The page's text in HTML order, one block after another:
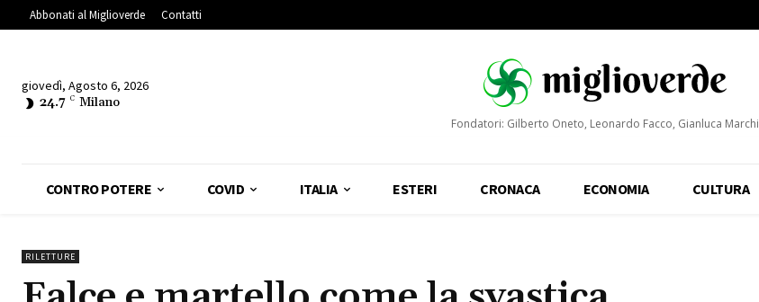
Abbonati al Miglioverde Contatti
giovedì, Agosto 6, 2026
24.7 C Milano
Fondatori: Gilberto Oneto, Leonardo Facco, Gianluca Marchi
CONTRO POTERE COVID ITALIA ESTERI CRONACA ECONOMIA CULTURA
RILETTURE